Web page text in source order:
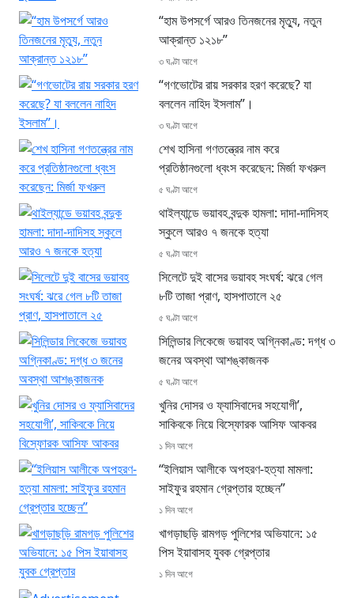
“হাম উপসর্গে আরও তিনজনের মৃত্যু, নতুন
আক্রান্ত ১২১৮”
৩ ঘণ্টা আগে
“গণভোটের রায় সরকার হরণ করেছে? যা
বললেন নাহিদ ইসলাম”।
৩ ঘণ্টা আগে
শেখ হাসিনা গণতন্ত্রের নাম করে
প্রতিষ্ঠানগুলো ধ্বংস করেছেন: মির্জা ফখরুল
৫ ঘণ্টা আগে
থাইল্যান্ডে ভয়াবহ বন্দুক হামলা: দাদা-দাদিসহ
স্কুলে আরও ৭ জনকে হত্যা
৫ ঘণ্টা আগে
সিলেটে দুই বাসের ভয়াবহ সংঘর্ষ: ঝরে গেল
৮টি তাজা প্রাণ, হাসপাতালে ২৫
৫ ঘণ্টা আগে
সিলিন্ডার লিকেজে ভয়াবহ অগ্নিকাণ্ড: দগ্ধ ৩
জনের অবস্থা আশঙ্কাজনক
৫ ঘণ্টা আগে
খুনির দোসর ও ফ্যাসিবাদের সহযোগী’,
সাকিবকে নিয়ে বিস্ফোরক আসিফ আকবর
১ দিন আগে
“ইলিয়াস আলীকে অপহরণ-হত্যা মামলা:
সাইফুর রহমান গ্রেপ্তার হচ্ছেন”
১ দিন আগে
খাগড়াছড়ি রামগড় পুলিশের অভিযানে: ১৫
পিস ইয়াবাসহ যুবক গ্রেপ্তার
১ দিন আগে